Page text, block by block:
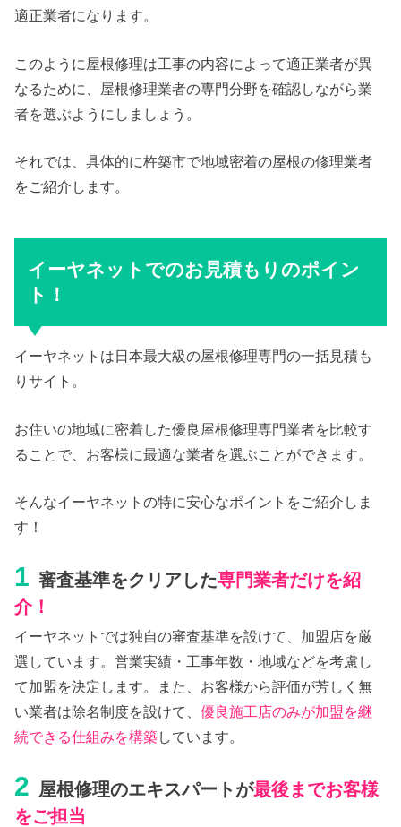
適正業者になります。
このように屋根修理は工事の内容によって適正業者が異
なるために、屋根修理業者の専門分野を確認しながら業
者を選ぶようにしましょう。
それでは、具体的に杵築市で地域密着の屋根の修理業者
をご紹介します。
イーヤネットでのお見積もりのポイン
ト！
イーヤネットは日本最大級の屋根修理専門の一括見積も
りサイト。
お住いの地域に密着した優良屋根修理専門業者を比較す
ることで、お客様に最適な業者を選ぶことができます。
そんなイーヤネットの特に安心なポイントをご紹介しま
す！
1 審査基準をクリアした専門業者だけを紹
介！
イーヤネットでは独自の審査基準を設けて、加盟店を厳
選しています。営業実績・工事年数・地域などを考慮し
て加盟を決定します。また、お客様から評価が芳しく無
い業者は除名制度を設けて、優良施工店のみが加盟を継
続できる仕組みを構築しています。
2 屋根修理のエキスパートが最後までお客様
をご担当